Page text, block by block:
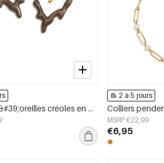
Boucles d&#39;oreilles créoles en acier inoxydable, style cœur, collection Daily Simple, bijoux pour femmes
2 à 5 jours
MSRP €22,99
€6,95